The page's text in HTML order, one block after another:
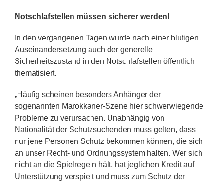
Notschlafstellen müssen sicherer werden!
In den vergangenen Tagen wurde nach einer blutigen
Auseinandersetzung auch der generelle
Sicherheitszustand in den Notschlafstellen öffentlich
thematisiert.
„Häufig scheinen besonders Anhänger der
sogenannten Marokkaner-Szene hier schwerwiegende
Probleme zu verursachen. Unabhängig von
Nationalität der Schutzsuchenden muss gelten, dass
nur jene Personen Schutz bekommen können, die sich
an unser Recht- und Ordnungssystem halten. Wer sich
nicht an die Spielregeln hält, hat jeglichen Kredit auf
Unterstützung verspielt und muss zum Schutz der